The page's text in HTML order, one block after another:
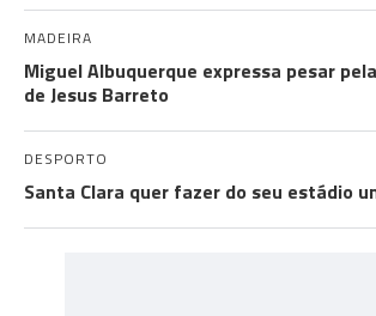
MADEIRA
Miguel Albuquerque expressa pesar
de Jesus Barreto
DESPORTO
Santa Clara quer fazer do seu estádio